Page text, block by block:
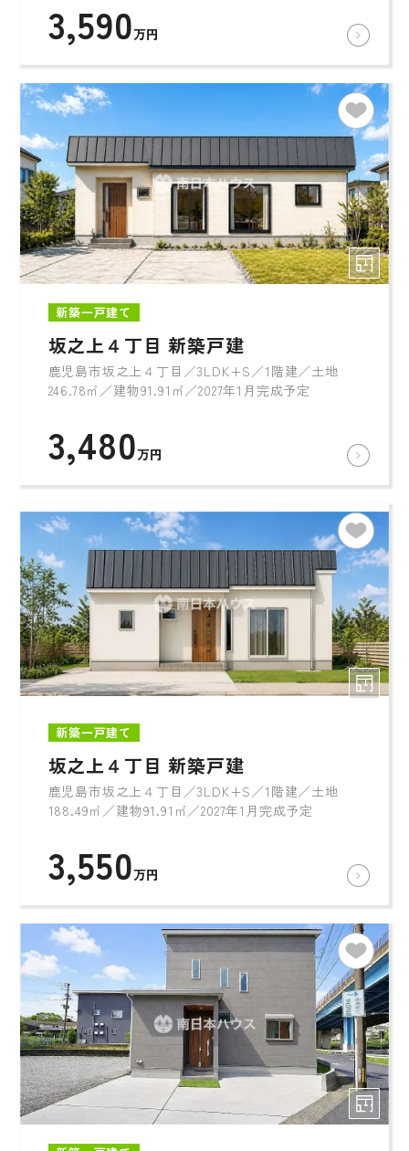
3,590万円
新築一戸建て
坂之上４丁目 新築戸建
鹿児島市坂之上４丁目／3LDK+S／1階建／土地
246.78㎡／建物91.91㎡／2027年1月完成予定
3,480万円
新築一戸建て
坂之上４丁目 新築戸建
鹿児島市坂之上４丁目／3LDK+S／1階建／土地
188.49㎡／建物91.91㎡／2027年1月完成予定
3,550万円